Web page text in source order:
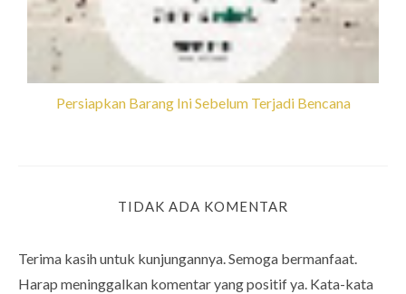
Persiapkan Barang Ini Sebelum Terjadi Bencana
TIDAK ADA KOMENTAR
Terima kasih untuk kunjungannya. Semoga bermanfaat.
Harap meninggalkan komentar yang positif ya. Kata-kata